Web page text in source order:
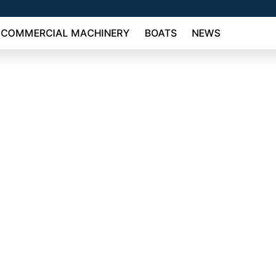
COMMERCIAL MACHINERY BOATS NEWS